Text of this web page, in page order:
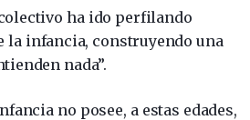
ha ido perfilando
la infancia, construyendo una
nada”.
no posee, a estas edades,